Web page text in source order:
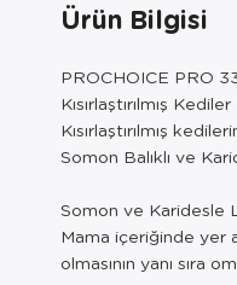
Ürün Bilgisi
PROCHOICE PRO
Kısırlaştırılmış
Kısırlaştırılmış
Somon Balıklı ve
Somon ve Karidesle
Mama içeriğinde yer
olmasının yanı sıra